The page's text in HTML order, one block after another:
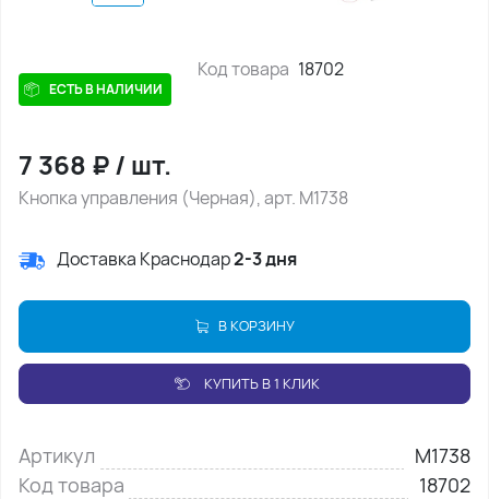
ЕСТЬ В НАЛИЧИИ
Код товара 18702
7 368 ₽/ шт.
Кнопка управления (Черная), арт. M1738
Доставка Краснодар2-3 дня
В КОРЗИНУ
КУПИТЬ В 1 КЛИК
Артикул
M1738
Код товара
18702